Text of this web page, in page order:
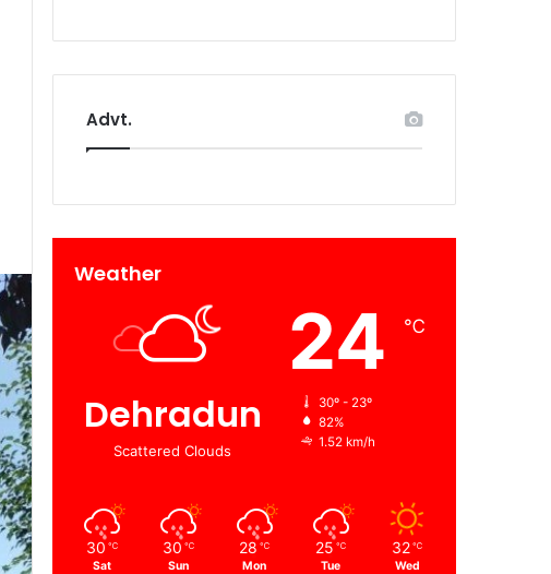
Advt.
Weather
Dehradun
Scattered Clouds
24 ℃
30º - 23º
82%
1.52 km/h
30 ℃
Sat
30 ℃
Sun
28 ℃
Mon
25 ℃
Tue
32 ℃
Wed